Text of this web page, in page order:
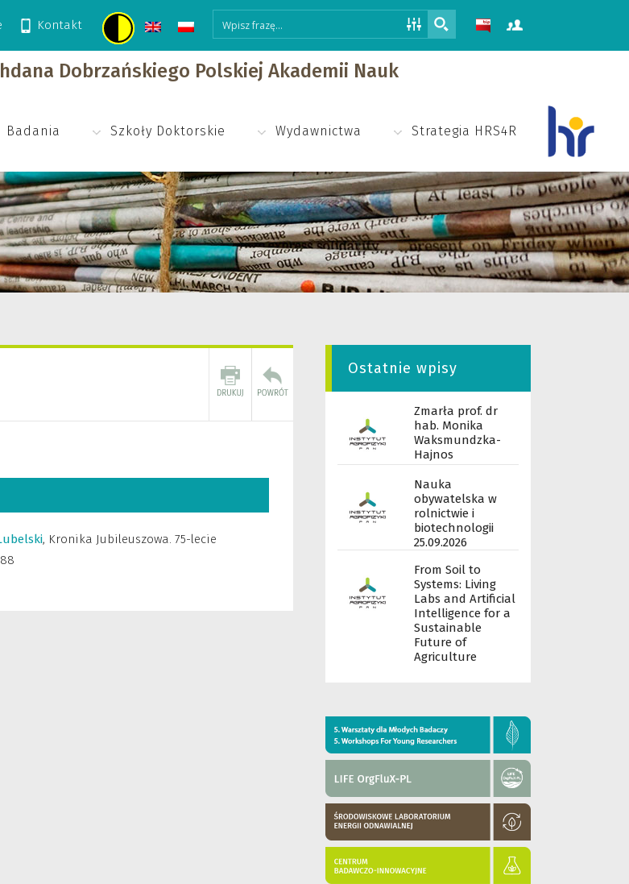
Kontakt
Dobrzańskiego Polskiej Akademii Nauk
Badania Szkoły Doktorskie Wydawnictwa Strategia HRS4R
, Kronika Jubileuszowa. 75-lecie
Ostatnie wpisy
Zmarła prof. dr
hab. Monika
Waksmundzka-
Hajnos
Nauka
obywatelska w
rolnictwie i
biotechnologii
25.09.2026
From Soil to
Systems: Living
Labs and Artificial
Intelligence for a
Sustainable
Future of
Agriculture